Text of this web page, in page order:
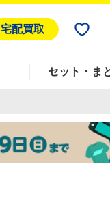
宅配買取
セット・ま